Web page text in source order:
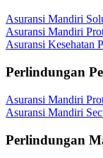
Asuransi Mandiri
Asuransi Mandiri
Asuransi Kesehatan
Perlindungan
Asuransi Mandiri
Asuransi Mandiri
Perlindungan